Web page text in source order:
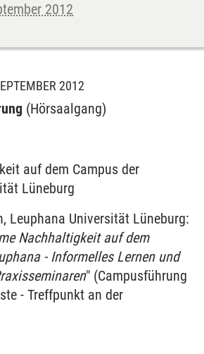
2012
2012
(Hörsaalgang)
auf dem Campus der
Lüneburg
Leuphana Universität Lüneburg:
Nachhaltigkeit auf dem
- Informelles Lernen und
" (Campusführung
- Treffpunkt an der